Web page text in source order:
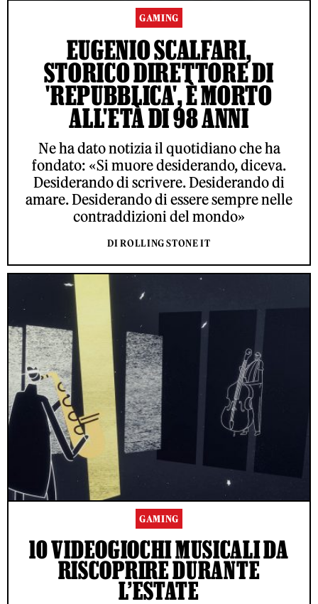
GAMING
EUGENIO SCALFARI,
STORICO DIRETTORE DI
'REPUBBLICA', È MORTO
ALL'ETÀ DI 98 ANNI
Ne ha dato notizia il quotidiano che ha
fondato: «Si muore desiderando, diceva.
Desiderando di scrivere. Desiderando di
amare. Desiderando di essere sempre nelle
contraddizioni del mondo»
DI ROLLING STONE IT
GAMING
10 VIDEOGIOCHI MUSICALI DA
RISCOPRIRE DURANTE
L’ESTATE